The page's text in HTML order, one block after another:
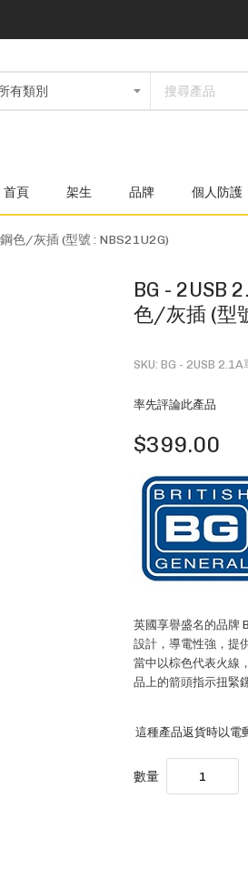
首頁 架生 品牌 個人防護
色/灰插 (型號 : NBS21U2G)
BG - 2USB
色/灰插 (型
SKU BG - 2USB
率先評論此產品
$399.00
英國享譽盛名的品牌
設計，導電性強，提
當中以棕色代表火線
品上的箭頭指示扭緊
這種產品返貨時以電
數量